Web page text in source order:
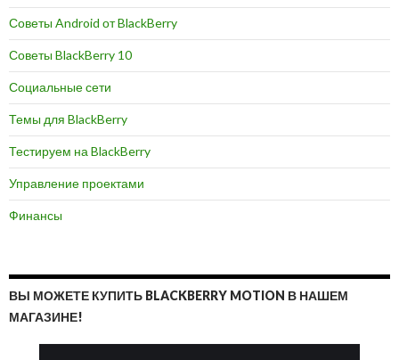
Советы Android от BlackBerry
Советы BlackBerry 10
Социальные сети
Темы для BlackBerry
Тестируем на BlackBerry
Управление проектами
Финансы
ВЫ МОЖЕТЕ КУПИТЬ BLACKBERRY MOTION В НАШЕМ
МАГАЗИНЕ!